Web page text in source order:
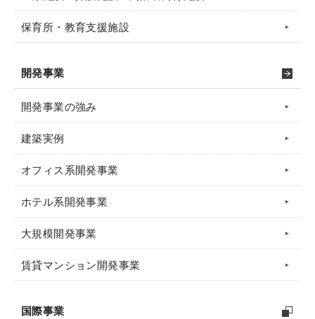
保育所・教育支援施設
開発事業
開発事業の強み
建築実例
オフィス系開発事業
ホテル系開発事業
大規模開発事業
賃貸マンション開発事業
国際事業